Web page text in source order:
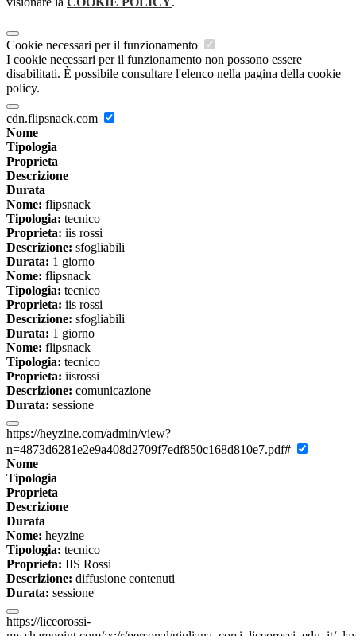
Cookie necessari per il funzionamento
I cookie necessari per il funzionamento non possono essere
disabilitati. È possibile consultare l'elenco nella pagina della cookie
policy.
cdn.flipsnack.com
Nome
Tipologia
Proprieta
Descrizione
Durata
Nome: flipsnack
Tipologia: tecnico
Proprieta: iis rossi
Descrizione: sfogliabili
Durata: 1 giorno
Nome: flipsnack
Tipologia: tecnico
Proprieta: iis rossi
Descrizione: sfogliabili
Durata: 1 giorno
Nome: flipsnack
Tipologia: tecnico
Proprieta: iisrossi
Descrizione: comunicazione
Durata: sessione
https://heyzine.com/admin/view?
n=4873d6281e2e9a408d2709f7edf850c168d810e7.pdf#
Nome
Tipologia
Proprieta
Descrizione
Durata
Nome: heyzine
Tipologia: tecnico
Proprieta: IIS Rossi
Descrizione: diffusione contenuti
Durata: sessione
https://liceorossi-